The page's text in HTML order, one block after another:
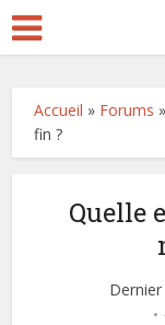
Accueil » Forums
fin ?
Quelle